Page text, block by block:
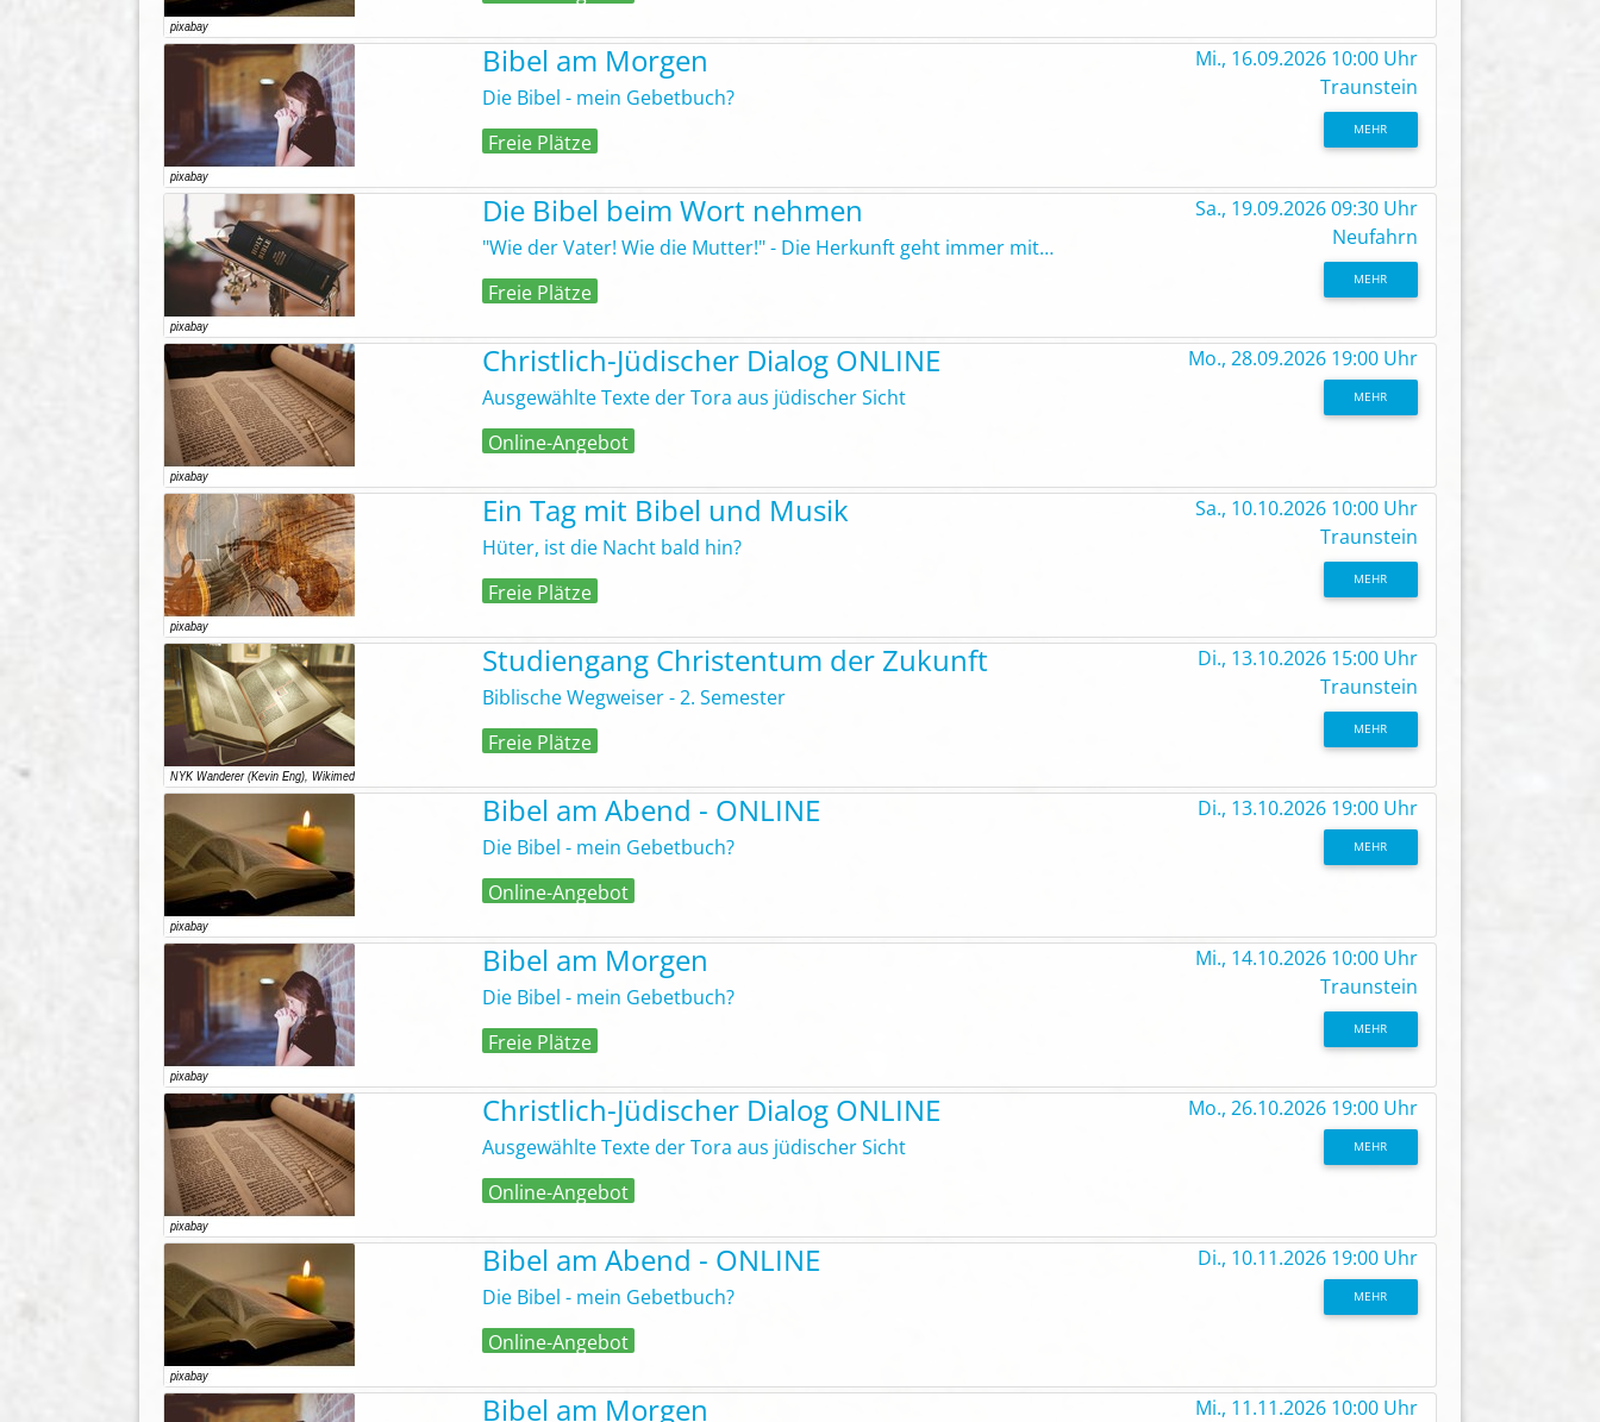
Bibel am Morgen
Die Bibel - mein Gebetbuch?
Freie Plätze
Mi., 16.09.2026 10:00 Uhr
Traunstein
MEHR
Die Bibel beim Wort nehmen
"Wie der Vater! Wie die Mutter!" - Die Herkunft geht immer mit…
Freie Plätze
Sa., 19.09.2026 09:30 Uhr
Neufahrn
MEHR
Christlich-Jüdischer Dialog ONLINE
Ausgewählte Texte der Tora aus jüdischer Sicht
Online-Angebot
Mo., 28.09.2026 19:00 Uhr
MEHR
Ein Tag mit Bibel und Musik
Hüter, ist die Nacht bald hin?
Freie Plätze
Sa., 10.10.2026 10:00 Uhr
Traunstein
MEHR
Studiengang Christentum der Zukunft
Biblische Wegweiser - 2. Semester
Freie Plätze
Di., 13.10.2026 15:00 Uhr
Traunstein
MEHR
Bibel am Abend - ONLINE
Die Bibel - mein Gebetbuch?
Online-Angebot
Di., 13.10.2026 19:00 Uhr
MEHR
Bibel am Morgen
Die Bibel - mein Gebetbuch?
Freie Plätze
Mi., 14.10.2026 10:00 Uhr
Traunstein
MEHR
Christlich-Jüdischer Dialog ONLINE
Ausgewählte Texte der Tora aus jüdischer Sicht
Online-Angebot
Mo., 26.10.2026 19:00 Uhr
MEHR
Bibel am Abend - ONLINE
Die Bibel - mein Gebetbuch?
Online-Angebot
Di., 10.11.2026 19:00 Uhr
MEHR
Bibel am Morgen Mi., 11.11.2026 10:00 Uhr